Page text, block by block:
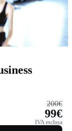
200€
99€
IVA esclusa